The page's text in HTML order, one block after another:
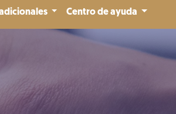
Centro de ayuda